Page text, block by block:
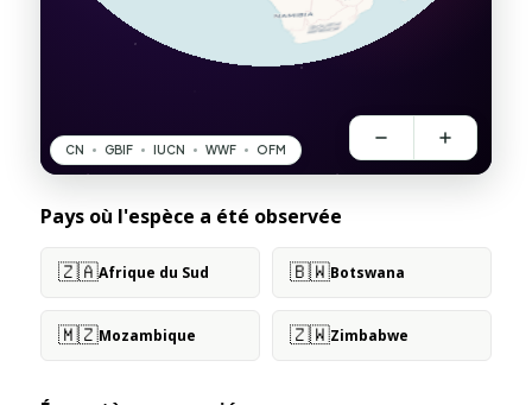
Pays où l'espèce a été observée
🇿🇦Afrique du Sud 🇧🇼Botswana
🇲🇿Mozambique 🇿🇼Zimbabwe